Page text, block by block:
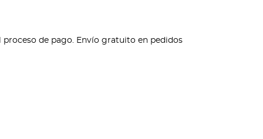
proceso de pago. Envío gratuito en pedidos